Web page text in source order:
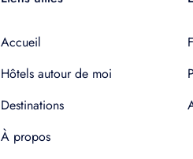
Accueil
Hôtels autour de moi
Destinations
À propos